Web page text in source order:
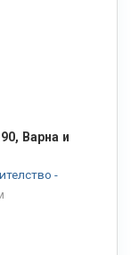
Варна и
-